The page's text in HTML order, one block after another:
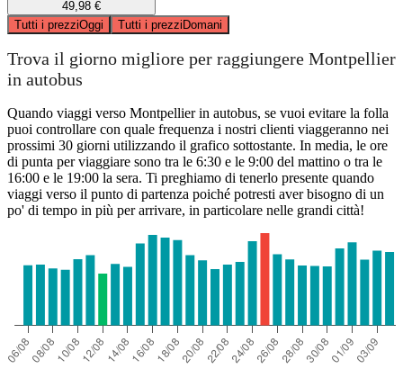
49,98 €
Tutti i prezziOggi Tutti i prezziDomani
Trova il giorno migliore per raggiungere Montpellier
in autobus
Quando viaggi verso Montpellier in autobus, se vuoi evitare la folla
puoi controllare con quale frequenza i nostri clienti viaggeranno nei
prossimi 30 giorni utilizzando il grafico sottostante. In media, le ore
di punta per viaggiare sono tra le 6:30 e le 9:00 del mattino o tra le
16:00 e le 19:00 la sera. Ti preghiamo di tenerlo presente quando
viaggi verso il punto di partenza poiché potresti aver bisogno di un
po' di tempo in più per arrivare, in particolare nelle grandi città!